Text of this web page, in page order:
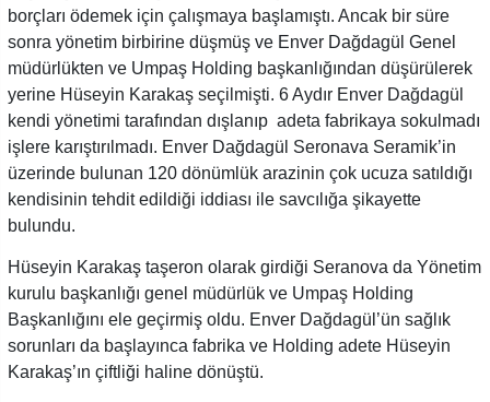
borçları ödemek için çalışmaya başlamıştı. Ancak bir süre
sonra yönetim birbirine düşmüş ve Enver Dağdagül Genel
müdürlükten ve Umpaş Holding başkanlığından düşürülerek
yerine Hüseyin Karakaş seçilmişti. 6 Aydır Enver Dağdagül
kendi yönetimi tarafından dışlanıp adeta fabrikaya sokulmadı
işlere karıştırılmadı. Enver Dağdagül Seronava Seramik’in
üzerinde bulunan 120 dönümlük arazinin çok ucuza satıldığı
kendisinin tehdit edildiği iddiası ile savcılığa şikayette
bulundu.
Hüseyin Karakaş taşeron olarak girdiği Seranova da Yönetim
kurulu başkanlığı genel müdürlük ve Umpaş Holding
Başkanlığını ele geçirmiş oldu. Enver Dağdagül’ün sağlık
sorunları da başlayınca fabrika ve Holding adete Hüseyin
Karakaş’ın çiftliği haline dönüştü.